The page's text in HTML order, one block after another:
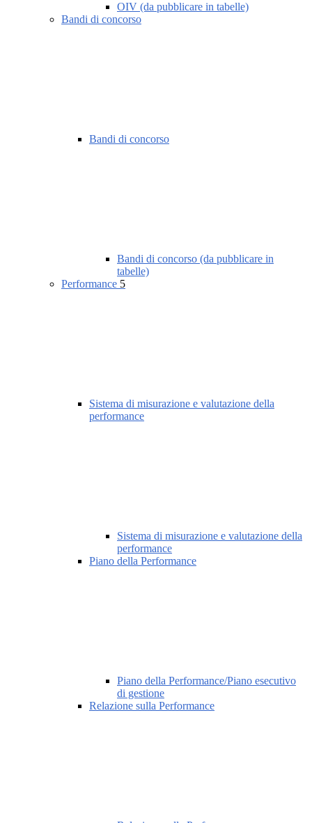
OIV (da pubblicare in tabelle)
Bandi di concorso
Bandi di concorso
Bandi di concorso (da pubblicare in
tabelle)
Performance 5
Sistema di misurazione e valutazione della
performance
Sistema di misurazione e valutazione della
performance
Piano della Performance
Piano della Performance/Piano esecutivo
di gestione
Relazione sulla Performance